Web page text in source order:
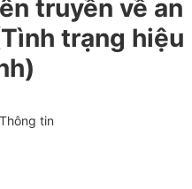
truyền về an
trạng hiệu
tin